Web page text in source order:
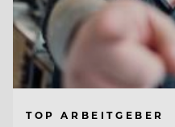
TOP ARBEITGEBER